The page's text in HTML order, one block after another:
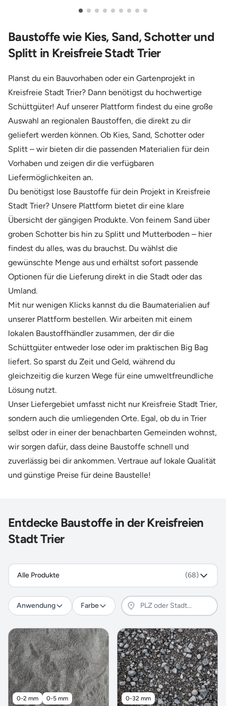
Baustoffe wie Kies, Sand, Schotter und
Splitt in Kreisfreie Stadt Trier
Planst du ein Bauvorhaben oder ein Gartenprojekt in
Kreisfreie Stadt Trier? Dann benötigst du hochwertige
Schüttgüter! Auf unserer Plattform findest du eine große
Auswahl an regionalen Baustoffen, die direkt zu dir
geliefert werden können. Ob Kies, Sand, Schotter oder
Splitt – wir bieten dir die passenden Materialien für dein
Vorhaben und zeigen dir die verfügbaren
Liefermöglichkeiten an.
Du benötigst lose Baustoffe für dein Projekt in Kreisfreie
Stadt Trier? Unsere Plattform bietet dir eine klare
Übersicht der gängigen Produkte. Von feinem Sand über
groben Schotter bis hin zu Splitt und Mutterboden – hier
findest du alles, was du brauchst. Du wählst die
gewünschte Menge aus und erhältst sofort passende
Optionen für die Lieferung direkt in die Stadt oder das
Umland.
Mit nur wenigen Klicks kannst du die Baumaterialien auf
unserer Plattform bestellen. Wir arbeiten mit einem
lokalen Baustoffhändler zusammen, der dir die
Schüttgüter entweder lose oder im praktischen Big Bag
liefert. So sparst du Zeit und Geld, während du
gleichzeitig die kurzen Wege für eine umweltfreundliche
Lösung nutzt.
Unser Liefergebiet umfasst nicht nur Kreisfreie Stadt Trier,
sondern auch die umliegenden Orte. Egal, ob du in Trier
selbst oder in einer der benachbarten Gemeinden wohnst,
wir sorgen dafür, dass deine Baustoffe schnell und
zuverlässig bei dir ankommen. Vertraue auf lokale Qualität
und günstige Preise für deine Baustelle!
Entdecke Baustoffe in der Kreisfreien
Stadt Trier
Alle Produkte (68)
Anwendung Farbe
0-2 mm 0-5 mm 0-32 mm